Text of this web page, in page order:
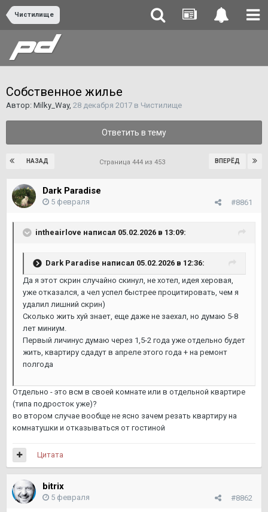
Чистилище
Собственное жилье
Автор: Milky_Way, 28 декабря 2017 в Чистилище
Ответить в тему
НАЗАД ВПЕРЁД
Страница 444 из 453
Dark Paradise
#8861
5 февраля
intheairlove написал 05.02.2026 в 13:09:
Dark Paradise написал 05.02.2026 в 12:36:
Да я этот скрин случайно скинул, не хотел, идея херовая,
уже отказался, а чел успел быстрее процитировать, чем я
удалил лишний скрин)
Сколько жить хуй знает, еще даже не заехал, но думаю 5-8
лет миниум.
Первый личинус думаю через 1,5-2 года уже отдельно будет
жить, квартиру сдадут в апреле этого года + на ремонт
полгода
Отдельно - это всм в своей комнате или в отдельной квартире
(типа подросток уже)?
во втором случае вообще не ясно зачем резать квартиру на
комнатушки и отказываться от гостиной
Цитата
bitrix
#8862
5 февраля